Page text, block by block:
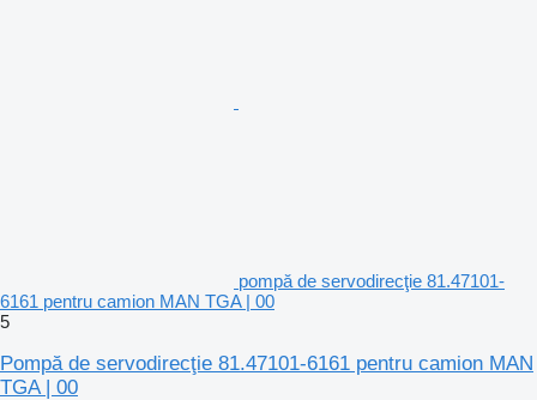
pompă de servodirecţie 81.47101-
6161 pentru camion MAN TGA | 00
5
Pompă de servodirecţie 81.47101-6161 pentru camion MAN
TGA | 00